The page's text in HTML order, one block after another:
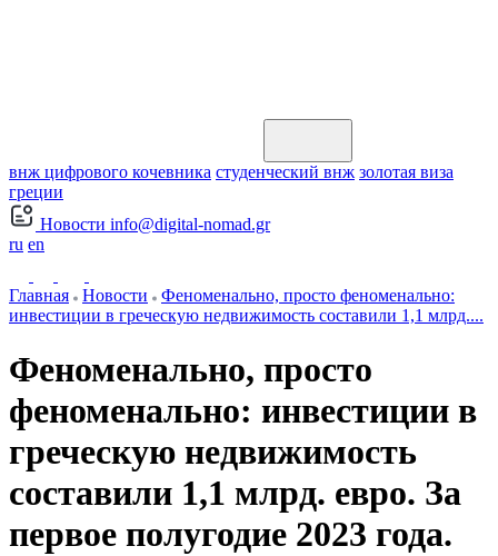
внж цифрового кочевника студенческий внж золотая виза
греции
Новости info@digital-nomad.gr
ru en
Главная Новости
Феноменально, просто феноменально:
инвестиции в греческую недвижимость составили 1,1 млрд....
Феноменально, просто
феноменально: инвестиции в
греческую недвижимость
составили 1,1 млрд. евро. За
первое полугодие 2023 года.